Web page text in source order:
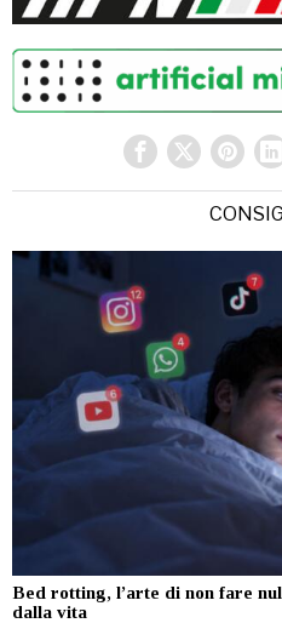
Bed rotting, l’arte di non fare
dalla vita